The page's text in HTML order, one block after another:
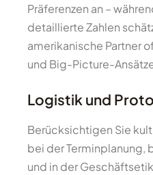
Präferenzen an –
detaillierte Zahlen
amerikanische Partner
und Big-Picture-
Logistik und
Berücksichtigen Sie
bei der Terminplanung,
und in der